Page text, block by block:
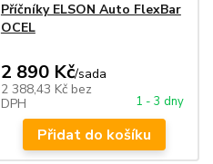
Příčníky ELSON Auto FlexBar
OCEL
2 890 Kč/sada
2 388,43 Kč bez
DPH
1 - 3 dny
Přidat do košíku